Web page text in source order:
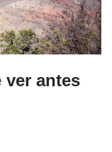
ver antes